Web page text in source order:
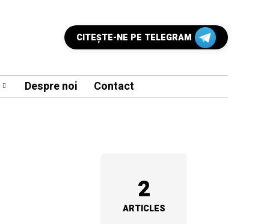
CITEŞTE-NE PE TELEGRAM
Despre noi Contact
2
ARTICLES